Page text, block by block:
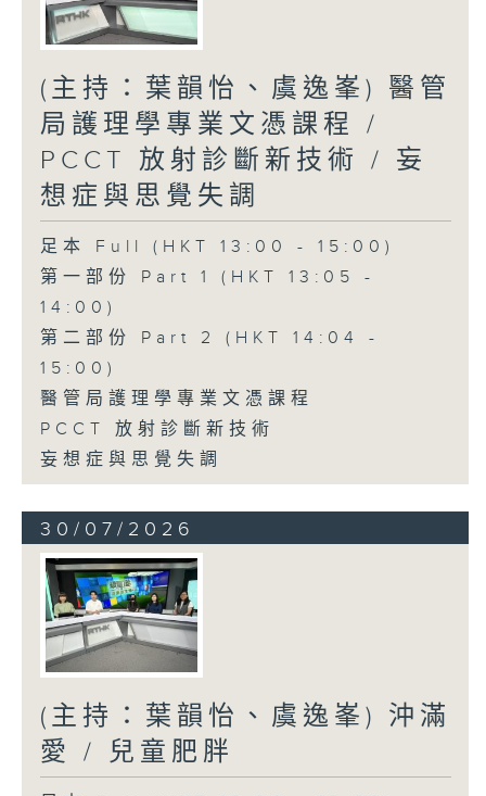
(主持：葉韻怡、虞逸峯) 醫管
局護理學專業文憑課程 /
PCCT 放射診斷新技術 / 妄
想症與思覺失調
足本 Full (HKT 13:00 - 15:00)
第一部份 Part 1 (HKT 13:05 -
14:00)
第二部份 Part 2 (HKT 14:04 -
15:00)
醫管局護理學專業文憑課程
PCCT 放射診斷新技術
妄想症與思覺失調
30/07/2026
(主持：葉韻怡、虞逸峯) 沖滿
愛 / 兒童肥胖